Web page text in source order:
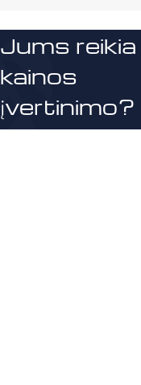
Jums reikia
kainos
įvertinimo?